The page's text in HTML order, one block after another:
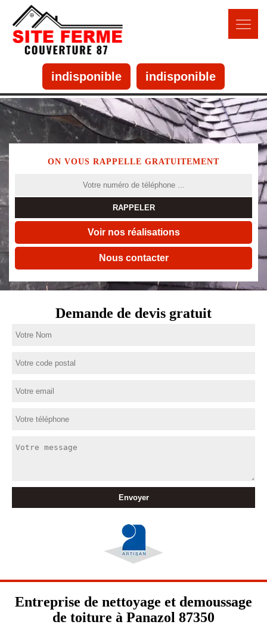
indisponible indisponible
ON VOUS RAPPELLE GRATUITEMENT
Voir nos réalisations
Nous contacter
Demande de devis gratuit
Entreprise de nettoyage et demoussage
de toiture à Panazol 87350